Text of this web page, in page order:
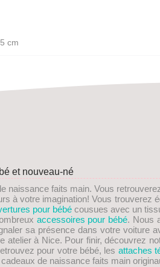
cm
et nouveau-né
naissance faits main. Vous
à votre imagination! Vous trouverez
pour bébé cousues avec un
accessoires pour bébé. Nous
sa présence dans votre voiture
à Nice. Pour finir, découvrez
pour votre bébé, les attaches
de naissance faits main